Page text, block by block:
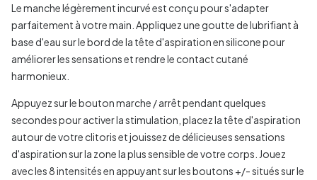
Le manche légèrement incurvé est conçu pour s'adapter
parfaitement à votre main. Appliquez une goutte de lubrifiant à
base d'eau sur le bord de la tête d'aspiration en silicone pour
améliorer les sensations et rendre le contact cutané
harmonieux.
Appuyez sur le bouton marche / arrêt pendant quelques
secondes pour activer la stimulation, placez la tête d'aspiration
autour de votre clitoris et jouissez de délicieuses sensations
d'aspiration sur la zone la plus sensible de votre corps. Jouez
avec les 8 intensités en appuyant sur les boutons +/- situés sur le